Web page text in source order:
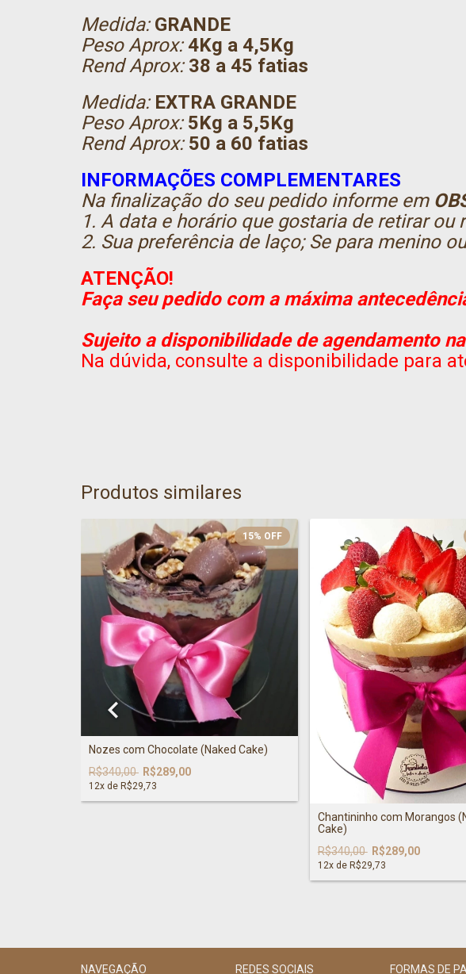
Medida: GRANDE
Peso Aprox: 4Kg a 4,5Kg
Rend Aprox: 38 a 45 fatias
Medida: EXTRA GRANDE
Peso Aprox: 5Kg a 5,5Kg
Rend Aprox: 50 a 60 fatias
INFORMAÇÕES COMPLEMENTARES
Na finalização do seu pedido informe em
1. A data e horário que gostaria de retirar ou
2. Sua preferência de laço; Se para menino
ATENÇÃO!
Faça seu pedido com a máxima
Sujeito a disponibilidade de agendamento
Na dúvida, consulte a disponibilidade para
Produtos similares
15% OFF
Nozes com Chocolate (Naked Cake)
R$340,00 R$289,00
12x de R$29,73
Chantininho com Morangos
Cake)
R$340,00 R$289,00
12x de R$29,73
NAVEGAÇÃO REDES SOCIAIS FORMAS DE